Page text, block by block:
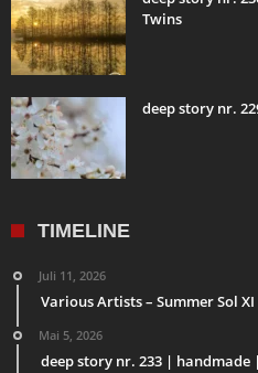
Twins
deep story nr.
TIMELINE
Juli 11, 2026
Various Artists – Summer Sol XI
Mai 5, 2026
deep story nr. 233 | handmade